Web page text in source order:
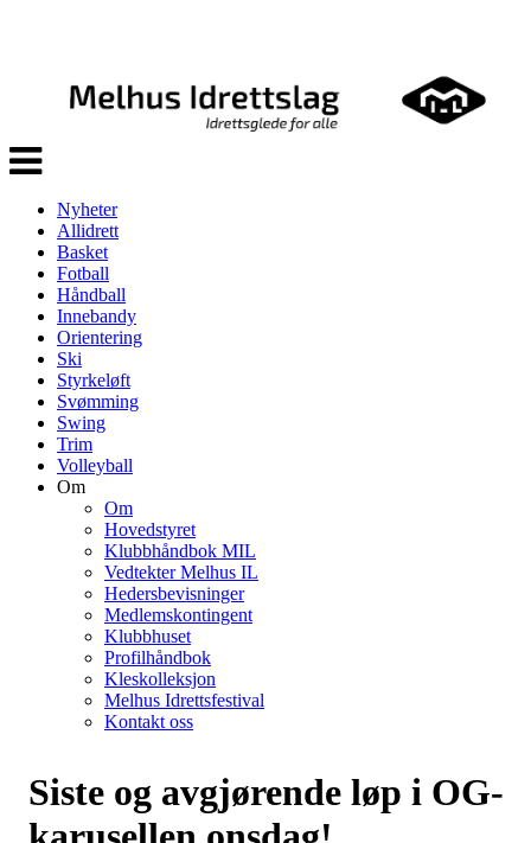
Veksle
navigasjon
Nyheter
Allidrett
Basket
Fotball
Håndball
Innebandy
Orientering
Ski
Styrkeløft
Svømming
Swing
Trim
Volleyball
Om
Om
Hovedstyret
Klubbhåndbok MIL
Vedtekter Melhus IL
Hedersbevisninger
Medlemskontingent
Klubbhuset
Profilhåndbok
Kleskolleksjon
Melhus Idrettsfestival
Kontakt oss
Siste og avgjørende løp i OG-